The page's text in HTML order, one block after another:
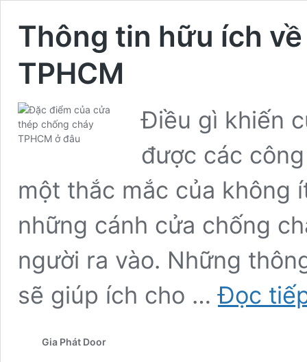
Thông tin hữu ích
TPHCM
Điều gì khiến
được các
một thắc mắc của không
những cánh cửa chống
người ra vào. Những
sẽ giúp ích cho …Đọc
Gia Phát Door